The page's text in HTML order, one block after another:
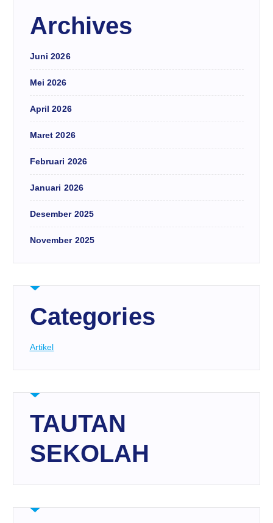
Archives
Juni 2026
Mei 2026
April 2026
Maret 2026
Februari 2026
Januari 2026
Desember 2025
November 2025
Categories
Artikel
TAUTAN
SEKOLAH